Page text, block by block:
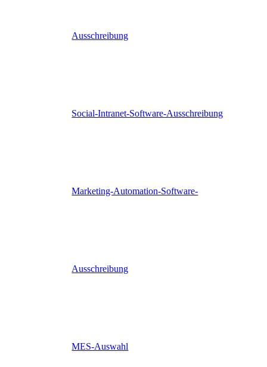
Ausschreibung
Social-Intranet-Software-Ausschreibung
Marketing-Automation-Software-
Ausschreibung
MES-Auswahl